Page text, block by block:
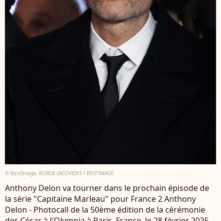
© BestImage, BORDE-JACOVIDES / BESTIMAGE
Anthony Delon va tourner dans le prochain épisode de
la série "Capitaine Marleau" pour France 2 Anthony
Delon - Photocall de la 50ème édition de la cérémonie